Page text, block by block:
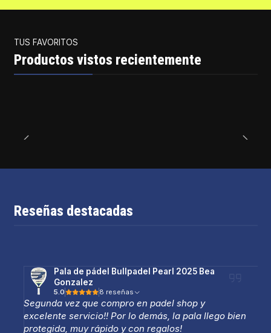
TUS FAVORITOS
Productos vistos recientemente
Reseñas destacadas
Pala de pádel Bullpadel Pearl 2025 Bea
Gonzalez
5.0 8 reseñas
Segunda vez que compro en padel shop y
excelente servicio!! Por lo demás, la pala llego bien
protegida, muy rápido y con regalos!